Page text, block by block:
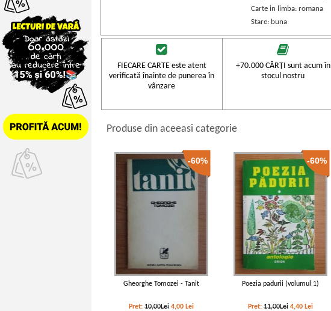
Carte in limba: romana
Stare: buna
FIECARE CARTE este atent
verificată înainte de punerea în
vânzare
+70.000 CĂRŢI sunt acum în
stocul nostru
Produse din aceeasi categorie
-60%
Gheorghe Tomozei - Tanit
Pret: 10,00Lei 4,00 Lei
-60%
Poezia padurii (volumul 1)
Pret:11,00Lei 4,40 Lei